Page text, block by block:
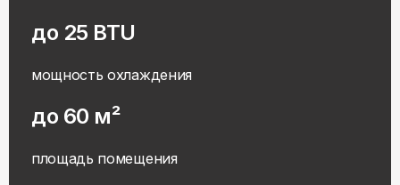
до 25 BTU
мощность охлаждения
до 60 м²
площадь помещения